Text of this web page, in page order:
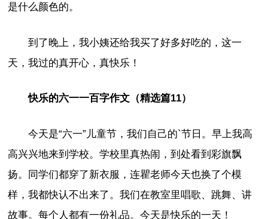
是什么颜色的。
到了晚上，我小姨还给我买了好多好吃的，这一
天，我过的真开心，真快乐！
快乐的六一一百字作文（精选篇11）
今天是“六一”儿童节，我们自己的`节日。早上我高
高兴兴地来到学校。学校里真热闹，到处看到彩旗飘
扬。同学们都穿了新衣服，连瞿老师今天也换了个模
样，我都快认不出来了。我们在教室里唱歌、跳舞、讲
故事。每个人都有一份礼品。今天是快乐的一天！